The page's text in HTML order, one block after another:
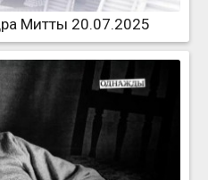
Митты 20.07.2025